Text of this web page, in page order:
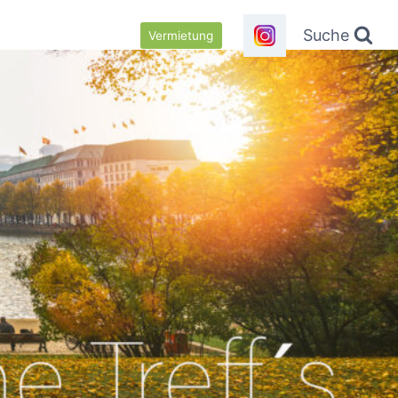
Vermietung Suche